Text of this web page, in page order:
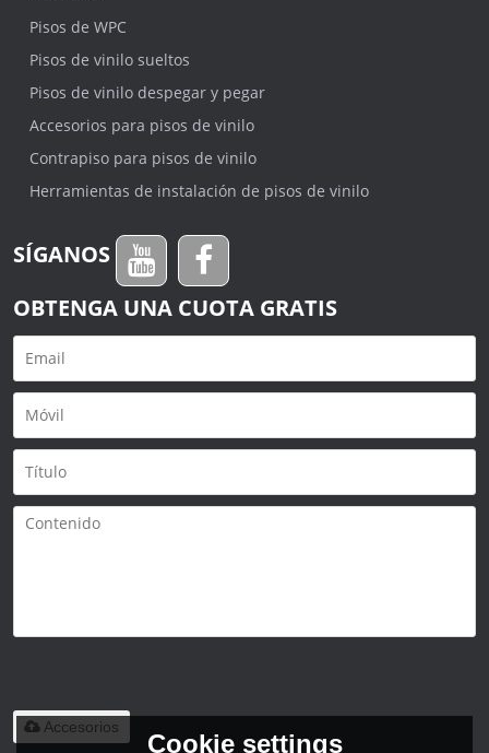
Pisos de WPC
Pisos de vinilo sueltos
Pisos de vinilo despegar y pegar
Accesorios para pisos de vinilo
Contrapiso para pisos de vinilo
Herramientas de instalación de pisos de vinilo
SÍGANOS
OBTENGA UNA CUOTA GRATIS
Accesorios
Cookie settings